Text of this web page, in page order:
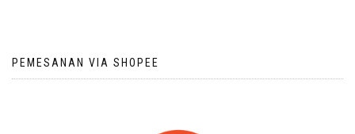
PEMESANAN VIA SHOPEE